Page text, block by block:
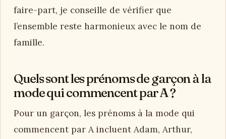
faire-part, je conseille de vérifier que
l’ensemble reste harmonieux avec le nom de
famille.
Quels sont les prénoms de garçon à la
mode qui commencent par A ?
Pour un garçon, les prénoms à la mode qui
commencent par A incluent Adam, Arthur,